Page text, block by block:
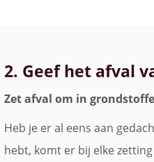
2. Geef het afval
Zet afval om in
Heb je er al eens aan
hebt, komt er bij elke